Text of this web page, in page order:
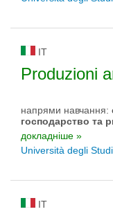
IT
Produzioni
напрями навчання:
господарство та
докладніше »
Università degli
IT